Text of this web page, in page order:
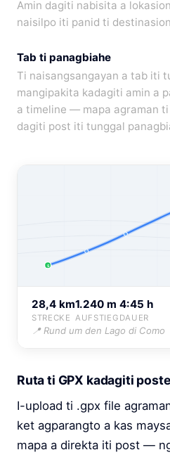
Amin dagiti nabisita a
naisilpo iti panid ti
Tab ti panagbiahe
Ti naisangsangayan a tab iti
mangipakita kadagiti amin a
a timeline — mapa agraman
dagiti post iti tunggal
S
28,4 km
STRECKE
1.240 m
AUFSTIEG
4:45 h
DAUER
📍 Rund um den Lago di Como
Ruta ti GPX kadagiti poste
I-upload ti .gpx file
ket agparangto a kas
mapa a direkta iti post —